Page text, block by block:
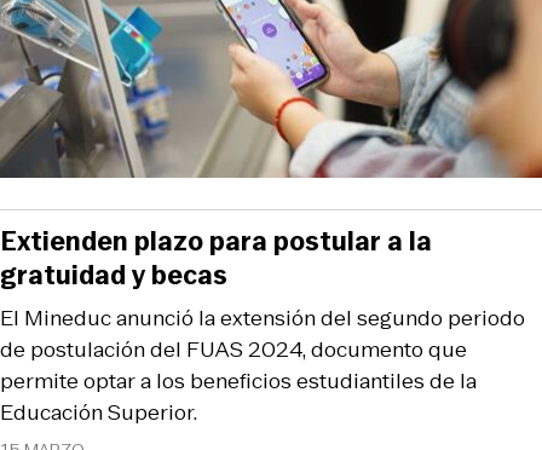
El Mineduc anunció la extensión del segundo periodo
de postulación del FUAS 2024, documento que
permite optar a los beneficios estudiantiles de la
Educación Superior.
Extienden plazo para postular a la
gratuidad y becas